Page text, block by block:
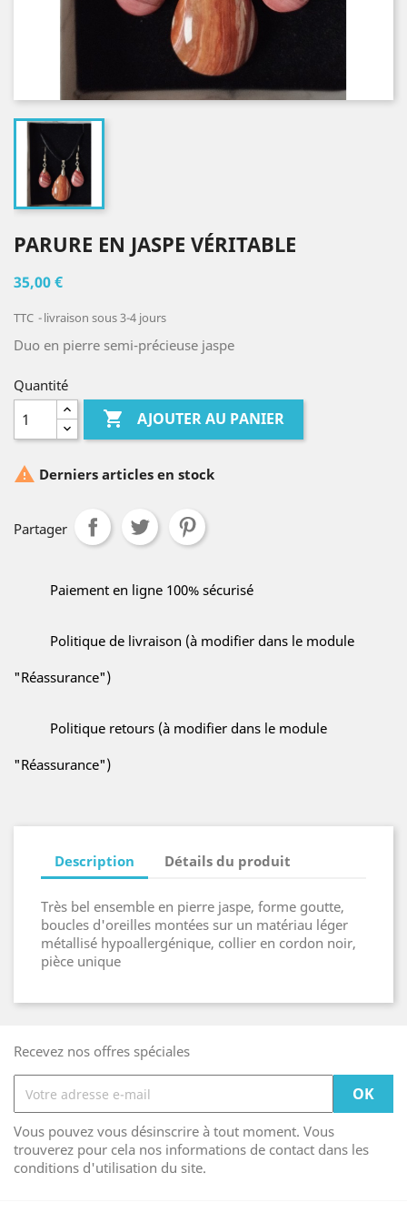
PARURE EN JASPE VÉRITABLE
35,00 €
TTC livraison sous 3-4 jours
Duo en pierre semi-précieuse jaspe
Quantité
 AJOUTER AU PANIER
 Derniers articles en stock
Partager
Paiement en ligne 100% sécurisé
Politique de livraison (à modifier dans le module
"Réassurance")
Politique retours (à modifier dans le module
"Réassurance")
Description Détails du produit
Très bel ensemble en pierre jaspe, forme goutte,
boucles d'oreilles montées sur un matériau léger
métallisé hypoallergénique, collier en cordon noir,
pièce unique
Recevez nos offres spéciales
Vous pouvez vous désinscrire à tout moment. Vous
trouverez pour cela nos informations de contact dans les
conditions d'utilisation du site.